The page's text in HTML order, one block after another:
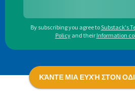
By subscribing you agree toSubstack's
Policy and their Information
ΚΆΝΤΕ ΜΙΑ ΕΥΧΉ ΣΤΟΝ